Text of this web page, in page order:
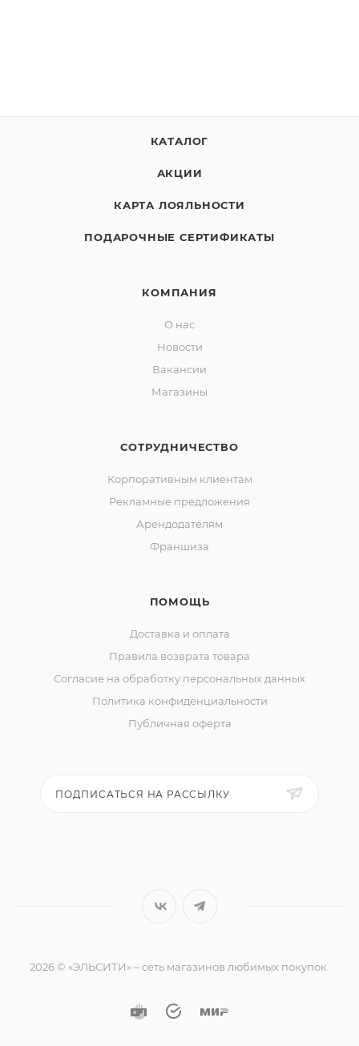
КАТАЛОГ
АКЦИИ
КАРТА ЛОЯЛЬНОСТИ
ПОДАРОЧНЫЕ СЕРТИФИКАТЫ
КОМПАНИЯ
О нас
Новости
Вакансии
Магазины
СОТРУДНИЧЕСТВО
Корпоративным клиентам
Рекламные предложения
Арендодателям
Франшиза
ПОМОЩЬ
Доставка и оплата
Правила возврата товара
Согласие на обработку персональных данных
Политика конфиденциальности
Публичная оферта
ПОДПИСАТЬСЯ НА РАССЫЛКУ
2026 © «ЭЛЬСИТИ» – сеть магазинов любимых покупок.